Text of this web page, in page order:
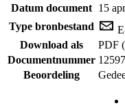
Datum document 15
Type bronbestand
Download als
PDF
Documentnummer
Beoordeling